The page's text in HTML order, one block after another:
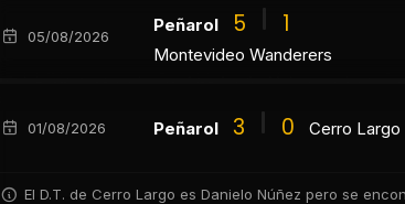
05/08/2026
Peñarol 5 1
Montevideo Wanderers
01/08/2026 Peñarol 3 0 Cerro Largo
El D.T. de Cerro Largo es Danielo Núñez pero se